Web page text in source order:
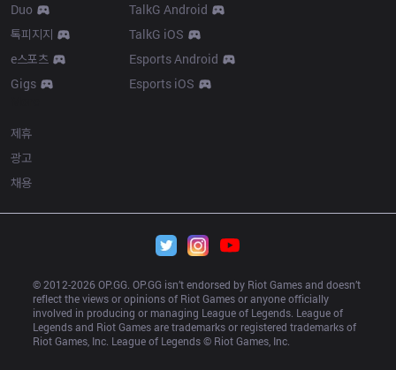
Duo
톡피지지
e스포츠
Gigs
TalkG Android
TalkG iOS
Esports Android
Esports iOS
제휴
광고
채용
© 2012-2026 OP.GG. OP.GG isn’t endorsed by Riot Games and doesn’t
reflect the views or opinions of Riot Games or anyone officially
involved in producing or managing League of Legends. League of
Legends and Riot Games are trademarks or registered trademarks of
Riot Games, Inc. League of Legends © Riot Games, Inc.